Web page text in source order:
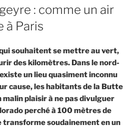
: comme un air
à Paris
souhaitent se mettre au vert,
des kilomètres. Dans le nord-
un lieu quasiment inconnu
cause, les habitants de la Butte
plaisir à ne pas divulguer
perché à 100 mètres de
transforme soudainement en un